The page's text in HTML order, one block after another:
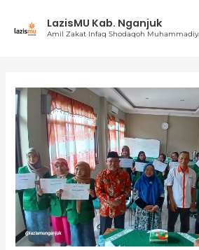
LazisMU Kab. Nganjuk
Amil Zakat Infaq Shodaqoh